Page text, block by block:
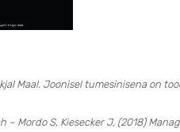
Maal. Joonisel tumesinisena on
– Mordo S, Kiesecker J, (2018)